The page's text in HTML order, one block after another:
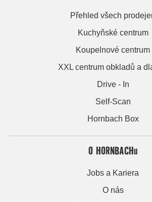
Přehled všech
Kuchyňské centrum
Koupelnové centrum
XXL centrum obkladů a
Drive - In
Self-Scan
Hornbach Box
O HORNBACHu
Jobs a Kariera
O nás